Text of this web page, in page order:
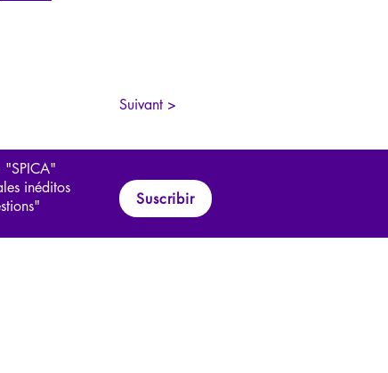
Suivant >
"SPICA"
inéditos
Suscribir